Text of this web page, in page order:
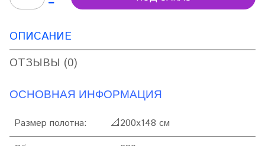
ОПИСАНИЕ
ОТЗЫВЫ (0)
ОСНОВНАЯ ИНФОРМАЦИЯ
Размер полотна: 📐200х148 см